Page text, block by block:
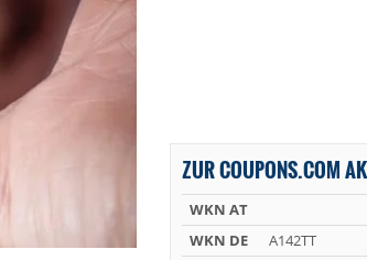
ZUR COUPONS.COM
WKN AT
WKN DE
A142TT